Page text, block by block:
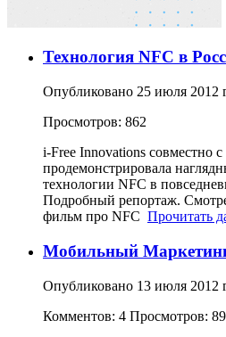
Технология NFC в
Опубликовано 25 июля 2012
Просмотров: 862
i-Free Innovаtions совместно
продемонстрировала
технологии NFC в
Подробный репортаж.
фильм про NFC Прочитать
Мобильный
Опубликовано 13 июля 2012
Комментов: 4 Просмотров: